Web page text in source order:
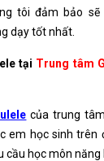
tôi đảm bảo
dạy tốt nhất.
tại Trung tâm
của trung
em học sinh trên
cầu học môn năng